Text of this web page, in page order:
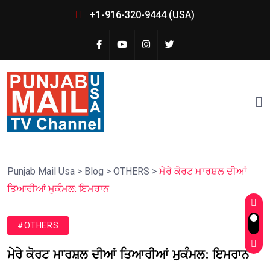
+1-916-320-9444 (USA)
Punjab Mail Usa > Blog > OTHERS > ਮੇਰੇ ਕੋਰਟ ਮਾਰਸ਼ਲ ਦੀਆਂ
ਤਿਆਰੀਆਂ ਮੁਕੰਮਲ: ਇਮਰਾਨ
#OTHERS
ਮੇਰੇ ਕੋਰਟ ਮਾਰਸ਼ਲ ਦੀਆਂ ਤਿਆਰੀਆਂ ਮੁਕੰਮਲ: ਇਮਰਾਨ